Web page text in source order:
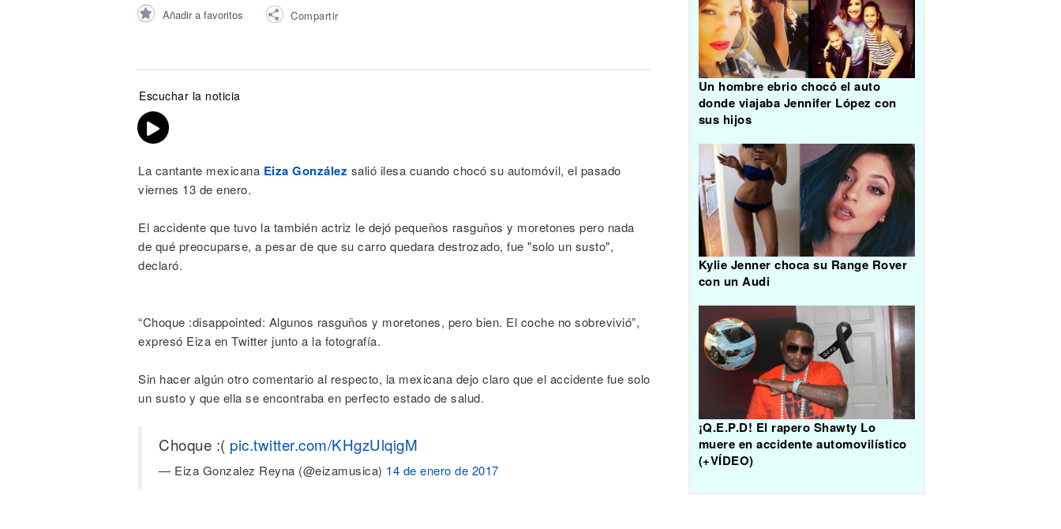
Añadir a favoritos Compartir
Escuchar la noticia
La cantante mexicana Eiza González salió ilesa cuando chocó su automóvil, el pasado
viernes 13 de enero.
El accidente que tuvo la también actriz le dejó pequeños rasguños y moretones pero nada
de qué preocuparse, a pesar de que su carro quedara destrozado, fue "solo un susto",
declaró.
“Choque :disappointed: Algunos rasguños y moretones, pero bien. El coche no sobrevivió”,
expresó Eiza en Twitter junto a la fotografía.
Sin hacer algún otro comentario al respecto, la mexicana dejo claro que el accidente fue solo
un susto y que ella se encontraba en perfecto estado de salud.
Choque :( pic.twitter.com/KHgzUlqigM
— Eiza Gonzalez Reyna (@eizamusica) 14 de enero de 2017
Un hombre ebrio chocó el auto
donde viajaba Jennifer López con
sus hijos
Kylie Jenner choca su Range Rover
con un Audi
¡Q.E.P.D! El rapero Shawty Lo
muere en accidente automovilístico
(+VÍDEO)